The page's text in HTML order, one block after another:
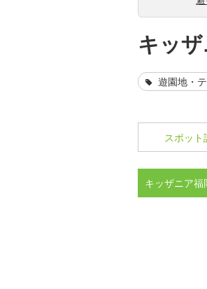
キッ
遊園地・
スポット
キッザニア福